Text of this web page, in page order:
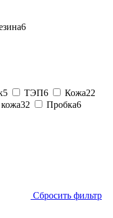
6
5 ТЭП6 Кожа22
32 Пробка6
Сбросить фильтр